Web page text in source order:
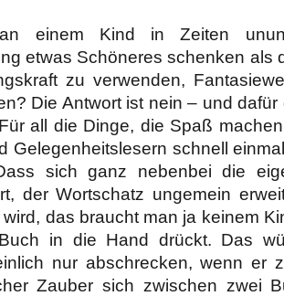
einem Kind in Zeiten
etwas Schöneres schenken als
zu verwenden,
Die Antwort ist nein – und
all die Dinge, die Spaß
Gelegenheitslesern schnell
sich ganz nebenbei die
der Wortschatz ungemein
das braucht man ja keinem
in die Hand drückt. Das
nur abschrecken, wenn er
Zauber sich zwischen zwei